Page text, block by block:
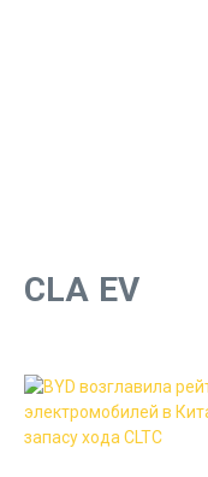
CLA EV